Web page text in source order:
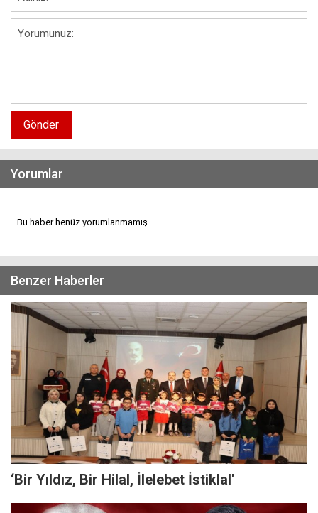
Gönder
Yorumlar
Bu haber henüz yorumlanmamış...
Benzer Haberler
‘Bir Yıldız, Bir Hilal, İlelebet İstiklal'